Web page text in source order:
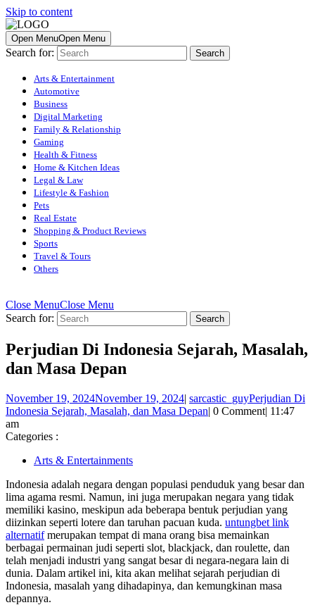
Skip to content
Open MenuOpen Menu
Search for:
Arts & Entertainment
Automotive
Business
Digital Marketing
Family & Relationship
Gaming
Health & Fitness
Home & Kitchen Ideas
Legal & Law
Lifestyle & Fashion
Pets
Real Estate
Shopping & Product Reviews
Sports
Travel & Tours
Others
Close MenuClose Menu
Search for:
Perjudian Di Indonesia Sejarah, Masalah,
dan Masa Depan
November 19, 2024November 19, 2024| sarcastic_guyPerjudian Di
Indonesia Sejarah, Masalah, dan Masa Depan| 0 Comment| 11:47
am
Categories :
Arts & Entertainments
Indonesia adalah negara dengan populasi penduduk yang besar dan
lima agama resmi. Namun, ini juga merupakan negara yang tidak
memiliki kasino, meskipun ada beberapa bentuk perjudian yang
diizinkan seperti lotere dan taruhan pacuan kuda. untungbet link
alternatifmerupakan tempat di mana orang bisa memainkan
berbagai permainan judi seperti slot, blackjack, dan roulette, dan
telah menjadi industri yang sangat besar di negara-negara lain di
dunia. Dalam artikel ini, kita akan melihat sejarah perjudian di
Indonesia, masalah yang dihadapinya, dan kemungkinan masa
depannya.